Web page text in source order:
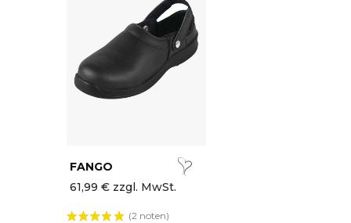
FANGO
61,99 € zzgl. MwSt.
(2 noten)